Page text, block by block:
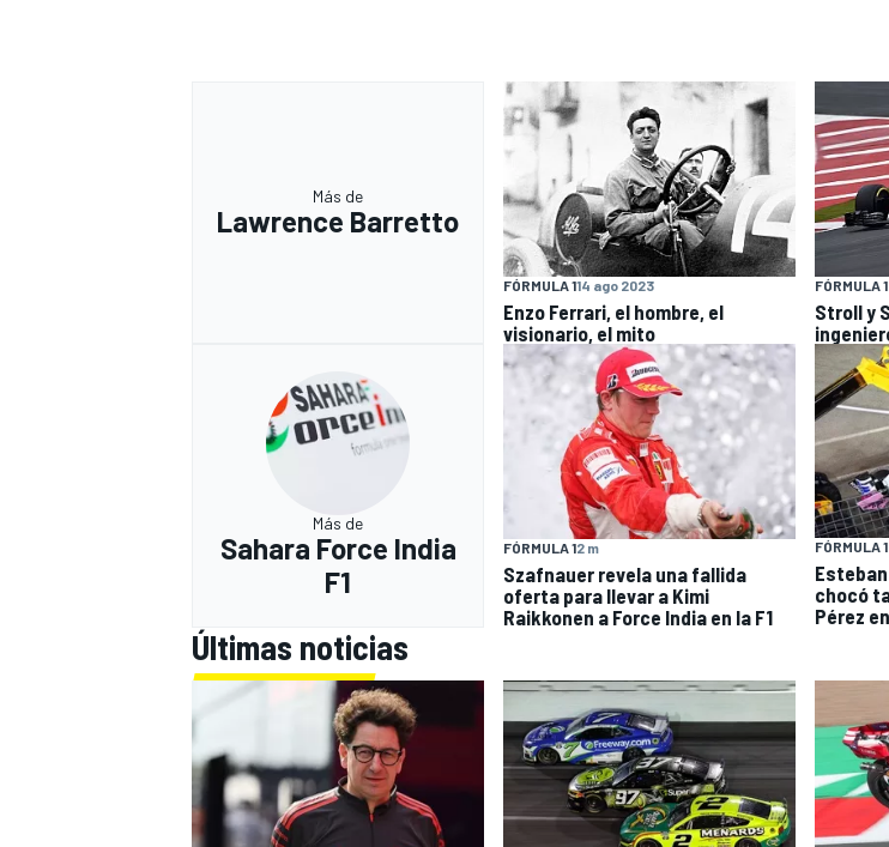
Más de
Lawrence Barretto
FÓRMULA 114 ago 2023
Enzo Ferrari, el hombre, el
visionario, el mito
FÓRMULA 1
Stroll y
Más de
Sahara Force India
F1
FÓRMULA 12 m
Szafnauer revela una fallida
oferta para llevar a Kimi
Raikkonen a Force India en la F1
FÓRMULA 1
chocó
Pérez
Últimas noticias